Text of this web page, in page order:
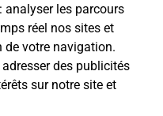
: analyser les parcours
réel nos sites et
votre navigation.
des publicités
sur notre site et
?
la
?